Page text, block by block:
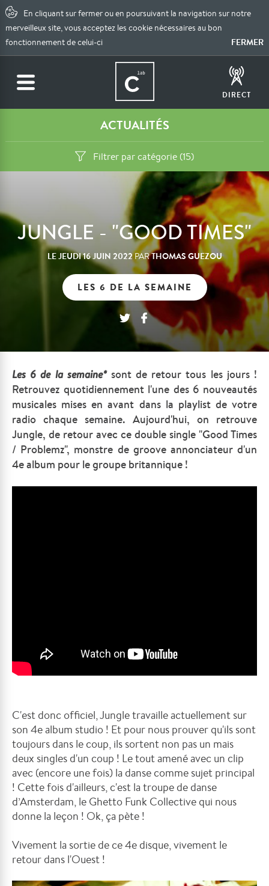
En cliquant sur fermer ou en poursuivant la navigation sur notre
merveilleux site, vous acceptez les cookie nécessaires au bon
fonctionnement de celui-ci
FERMER
DIRECT
ACTUALITÉS
Filtrer par catégorie (15)
JUNGLE - "GOOD TIMES"
LEJEUDI 16 JUIN 2022PARTHOMAS GUEZOU
LES 6 DE LA SEMAINE
Les 6 de la semaine*sont de retour tous les jours !
Retrouvez quotidiennement l'une des 6 nouveautés
musicales mises en avant dans la playlist de votre
radio chaque semaine. Aujourd'hui, on retrouve
Jungle, de retour avec ce double single "Good Times
/ Problemz", monstre de groove annonciateur d'un
4e album pour le groupe britannique !
C'est donc officiel, Jungle travaille actuellement sur
son 4e album studio ! Et pour nous prouver qu'ils sont
toujours dans le coup, ils sortent non pas un mais
deux singles d'un coup ! Le tout amené avec un clip
avec (encore une fois) la danse comme sujet principal
! Cette fois d'ailleurs, c'est la troupe de danse
d’Amsterdam, le Ghetto Funk Collective qui nous
donne la leçon ! Ok, ça pète !
Vivement la sortie de ce 4e disque, vivement le
retour dans l'Ouest !